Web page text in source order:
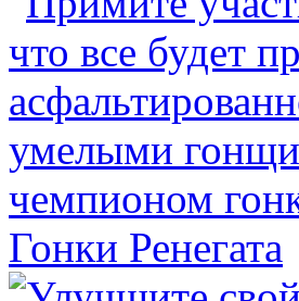
Гонки Ренегата